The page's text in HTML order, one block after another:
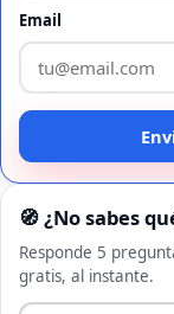
Email
🧭 ¿No sabes
Responde 5
gratis, al instante.